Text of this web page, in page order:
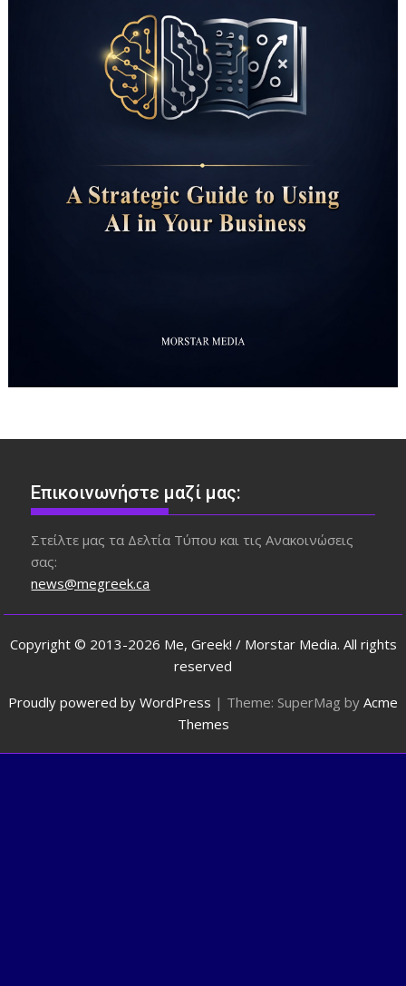
Επικοινωνήστε μαζί μας:
Στείλτε μας τα Δελτία Τύπου και τις Ανακοινώσεις
σας:
news@megreek.ca
Copyright © 2013-2026 Me, Greek! / Morstar Media. All rights
reserved
Proudly powered by WordPress | Theme: SuperMag by Acme
Themes